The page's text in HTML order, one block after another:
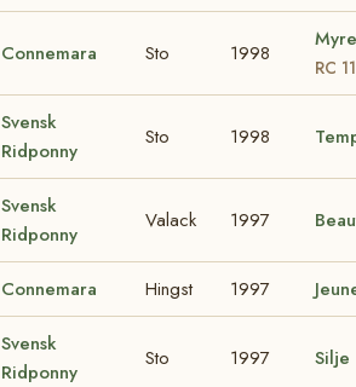
Connemara Sto 1998
RC
Svensk
Ridponny
Sto 1998
Svensk
Ridponny
Valack 1997
Connemara Hingst 1997
Svensk
Ridponny
Sto 1997 Silje